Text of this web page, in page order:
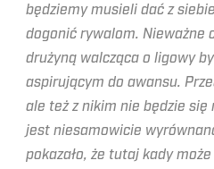
będziemy musieli dać z
dogonić rywalom. Nieważne
drużyną walcząca o ligowy
aspirującym do awansu.
ale też z nikim nie będzie się
jest niesamowicie
pokazało, że tutaj kady